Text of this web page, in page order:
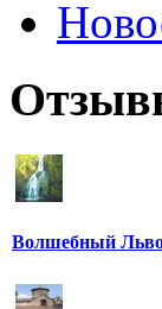
Волшебный